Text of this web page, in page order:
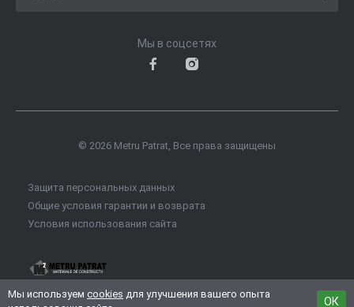
Мы используем cookies для улучшения вашего опыта
ОК
Мы в соцсетях
© 2026 Metru Patrat, Все права защищены
Защита персональных данных
Общие условия гарантии и возврата
Условия использования сайта